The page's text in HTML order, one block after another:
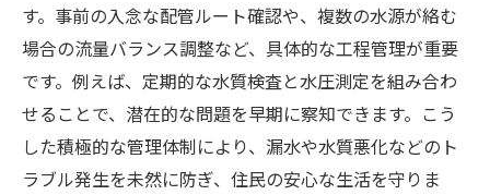
す。事前の入念な配管ルート確認や、複数の水源が絡む
場合の流量バランス調整など、具体的な工程管理が重要
です。例えば、定期的な水質検査と水圧測定を組み合わ
せることで、潜在的な問題を早期に察知できます。こう
した積極的な管理体制により、漏水や水質悪化などのト
ラブル発生を未然に防ぎ、住民の安心な生活を守りま